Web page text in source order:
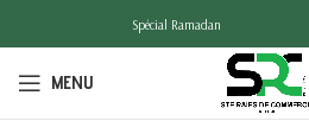
Spécial Ramadan
MENU